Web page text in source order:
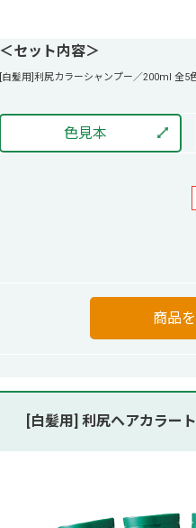
＜セット内容＞
[白髪用]利尻カラーシャンプー／200ml 全5
色見本
商品
[白髪用] 利尻ヘアカラー